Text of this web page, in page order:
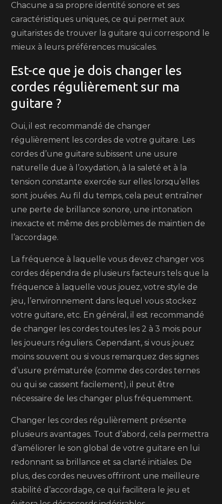
Chacune a sa propre identité sonore et ses
caractéristiques uniques, ce qui permet aux
guitaristes de trouver la guitare qui correspond le
mieux à leurs préférences musicales.
Est-ce que je dois changer les
cordes régulièrement sur ma
guitare ?
Oui, il est recommandé de changer
régulièrement les cordes de votre guitare. Les
cordes d’une guitare subissent une usure
naturelle due à l’oxydation, à la saleté et à la
tension constante exercée sur elles lorsqu’elles
sont jouées. Au fil du temps, cela peut entraîner
une perte de brillance sonore, une intonation
inexacte et même des problèmes de maintien de
l’accordage.
La fréquence à laquelle vous devez changer vos
cordes dépendra de plusieurs facteurs tels que la
fréquence à laquelle vous jouez, votre style de
jeu, l’environnement dans lequel vous stockez
votre guitare, etc. En général, il est recommandé
de changer les cordes toutes les 2 à 3 mois pour
les joueurs réguliers. Cependant, si vous jouez
moins souvent ou si vous remarquez des signes
d’usure prématurée (comme des cordes ternes
ou qui se cassent facilement), il peut être
nécessaire de les changer plus fréquemment.
Changer les cordes régulièrement présente
plusieurs avantages. Tout d’abord, cela permettra
d’améliorer le son global de votre guitare en lui
redonnant sa brillance et sa clarté initiales. De
plus, des cordes neuves offriront une meilleure
stabilité d’accordage, ce qui facilitera le jeu et